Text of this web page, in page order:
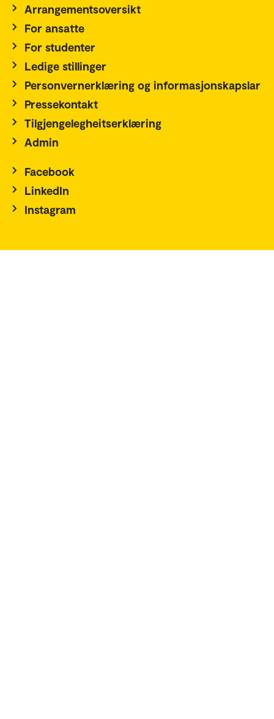
Arrangementsoversikt
For ansatte
For studenter
Ledige stillinger
Personvernerklæring og informasjonskapslar
Pressekontakt
Tilgjengelegheitserklæring
Admin
Facebook
LinkedIn
Instagram